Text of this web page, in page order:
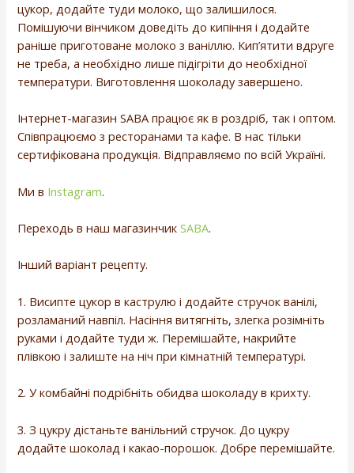
цукор, додайте туди молоко, що залишилося.
Помішуючи вінчиком доведіть до кипіння і додайте
раніше приготоване молоко з ваніллю. Кип’ятити вдруге
не треба, а необхідно лише підігріти до необхідної
температури. Виготовлення шоколаду завершено.
Інтернет-магазин SABA працює як в роздріб, так і оптом.
Співпрацюємо з ресторанами та кафе. В нас тільки
сертифікована продукція. Відправляємо по всій Україні.
Ми в Instagram.
Переходь в наш магазинчикSABA.
Інший варіант рецепту.
1. Висипте цукор в каструлю і додайте стручок ванілі,
розламаний навпіл. Насіння витягніть, злегка розімніть
руками і додайте туди ж. Перемішайте, накрийте
плівкою і залиште на ніч при кімнатній температурі.
2. У комбайні подрібніть обидва шоколаду в крихту.
3. З цукру дістаньте ванільний стручок. До цукру
додайте шоколад і какао-порошок. Добре перемішайте.